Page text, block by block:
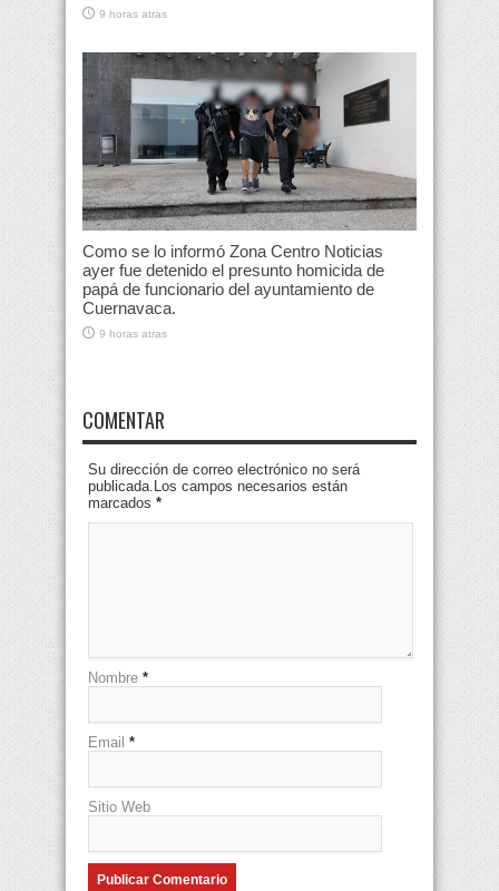
9 horas atras
Como se lo informó Zona Centro Noticias
ayer fue detenido el presunto homicida de
papá de funcionario del ayuntamiento de
Cuernavaca.
9 horas atras
COMENTAR
Su dirección de correo electrónico no será
publicada.Los campos necesarios están
marcados *
Nombre *
Email *
Sitio Web